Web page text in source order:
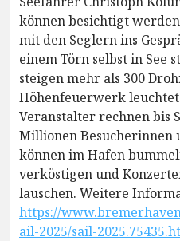
können besichtigt
mit den Seglern ins
einem Törn selbst in See
steigen mehr als 300
Höhenfeuerwerk leuchtet
Veranstalter rechnen bis
Millionen Besucherinnen
können im Hafen
verköstigen und
lauschen. Weitere
https://
ail-2025/sail-